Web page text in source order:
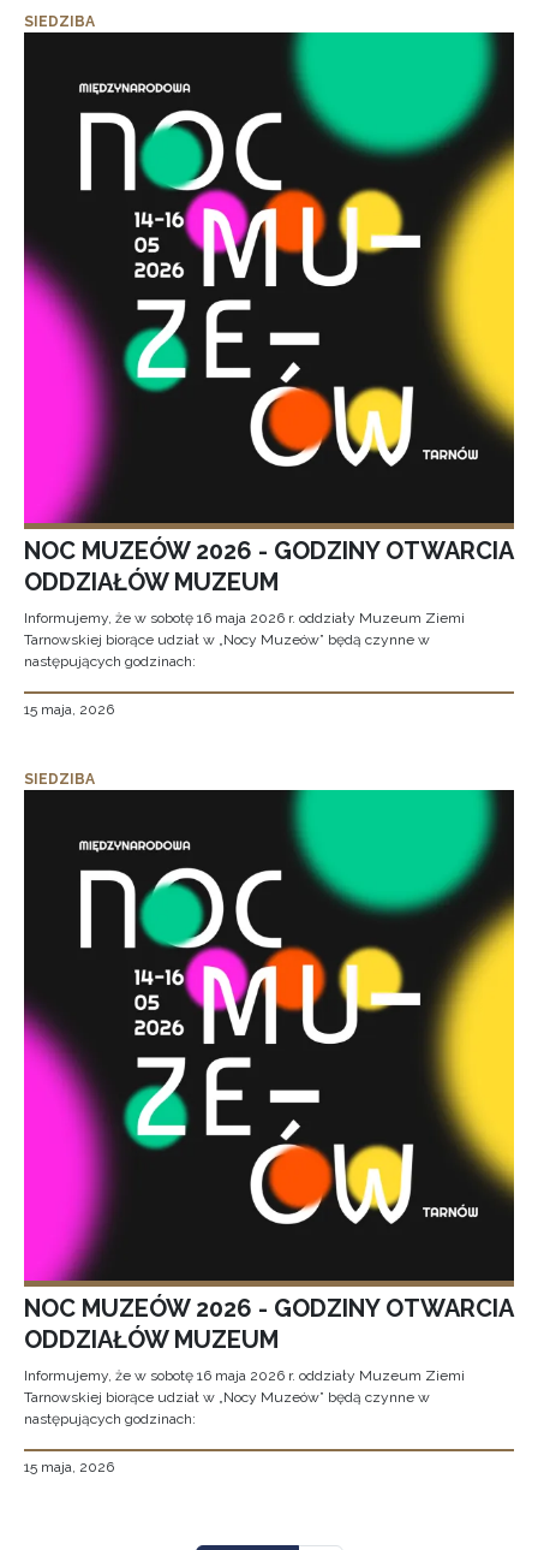
SIEDZIBA
NOC MUZEÓW 2026 - GODZINY OTWARCIA
ODDZIAŁÓW MUZEUM
Informujemy, że w sobotę 16 maja 2026 r. oddziały Muzeum Ziemi
Tarnowskiej biorące udział w „Nocy Muzeów” będą czynne w
następujących godzinach:
15 maja, 2026
SIEDZIBA
NOC MUZEÓW 2026 - GODZINY OTWARCIA
ODDZIAŁÓW MUZEUM
Informujemy, że w sobotę 16 maja 2026 r. oddziały Muzeum Ziemi
Tarnowskiej biorące udział w „Nocy Muzeów” będą czynne w
następujących godzinach:
15 maja, 2026